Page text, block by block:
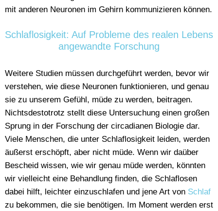
mit anderen Neuronen im Gehirn kommunizieren können.
Schlaflosigkeit: Auf Probleme des realen Lebens
angewandte Forschung
Weitere Studien müssen durchgeführt werden, bevor wir
verstehen, wie diese Neuronen funktionieren, und genau
sie zu unserem Gefühl, müde zu werden, beitragen.
Nichtsdestotrotz stellt diese Untersuchung einen großen
Sprung in der Forschung der circadianen Biologie dar.
Viele Menschen, die unter Schlaflosigkeit leiden, werden
äußerst erschöpft, aber nicht müde. Wenn wir daüber
Bescheid wissen, wie wir genau müde werden, könnten
wir vielleicht eine Behandlung finden, die Schlaflosen
dabei hilft, leichter einzuschlafen und jene Art von Schlaf
zu bekommen, die sie benötigen. Im Moment werden erst